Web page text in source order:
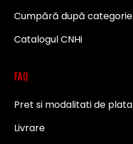
Cumpără după categorie
Catalogul CNHi
FAQ
Pret si modalitati de plata
Livrare